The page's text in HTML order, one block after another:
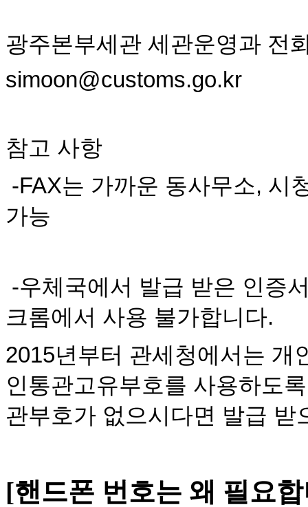
광주본부세관 세관운영과 전
simoon@customs.go.kr
참고 사항
-FAX는 가까운 동사무소, 시
가능
-우체국에서 발급 받은 인증
크롬에서 사용 불가합니다.
2015년부터 관세청에서는 개
인통관고유부호를 사용하도
관부호가 없으시다면 발급 받
[핸드폰 번호는 왜 필요